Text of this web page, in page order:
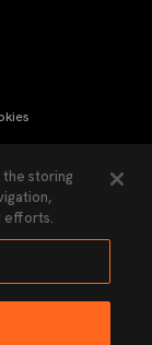
the storing
efforts.